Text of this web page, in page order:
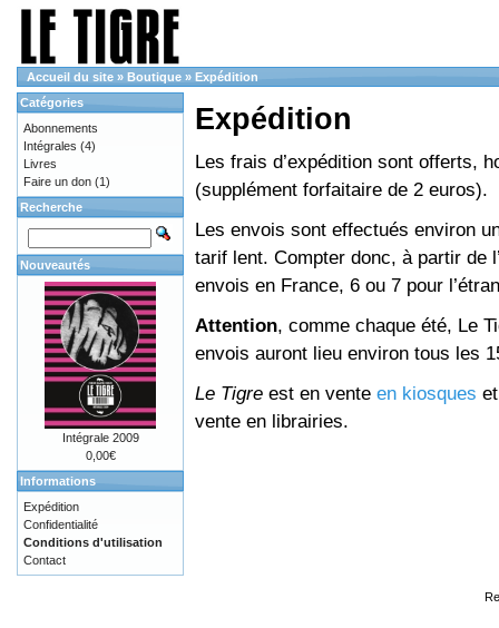
Accueil du site » Boutique » Expédition
Expédition
Les frais d’expédition sont offerts,
(supplément forfaitaire de 2 euros).
Les envois sont effectués environ
tarif lent. Compter donc, à partir de
envois en France, 6 ou 7 pour
Attention, comme chaque été, Le
envois auront lieu environ tous les
Le Tigre est en vente en kiosques
vente en librairies.
Catégories
Abonnements
Intégrales (4)
Livres
Faire un don (1)
Recherche
Nouveautés
Intégrale 2009
0,00€
Informations
Expédition
Confidentialité
Conditions d'utilisation
Contact